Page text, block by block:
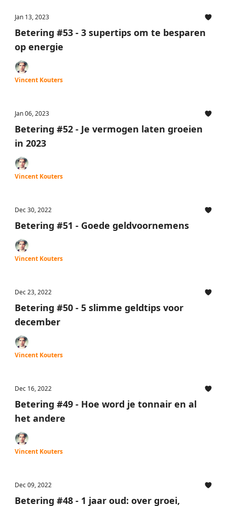
Jan 13, 2023
Betering #53 - 3 supertips om te besparen
op energie
Vincent Kouters
Jan 06, 2023
Betering #52 - Je vermogen laten groeien
in 2023
Vincent Kouters
Dec 30, 2022
Betering #51 - Goede geldvoornemens
Vincent Kouters
Dec 23, 2022
Betering #50 - 5 slimme geldtips voor
december
Vincent Kouters
Dec 16, 2022
Betering #49 - Hoe word je tonnair en al
het andere
Vincent Kouters
Dec 09, 2022
Betering #48 - 1 jaar oud: over groei,